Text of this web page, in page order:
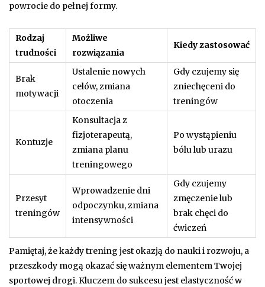
powrocie do pełnej formy.
Rodzaj
trudności
Możliwe
rozwiązania
Kiedy zastosować
Brak
motywacji
Ustalenie nowych
celów, zmiana
otoczenia
Gdy czujemy się
zniechęceni do
treningów
Kontuzje
Konsultacja z
fizjoterapeutą,
zmiana planu
treningowego
Po wystąpieniu
bólu lub urazu
Przesyt
treningów
Wprowadzenie dni
odpoczynku, zmiana
intensywności
Gdy czujemy
zmęczenie lub
brak chęci do
ćwiczeń
Pamiętaj, że każdy trening jest okazją do nauki i rozwoju, a
przeszkody mogą okazać się ważnym elementem Twojej
sportowej drogi. Kluczem do sukcesu jest elastyczność w